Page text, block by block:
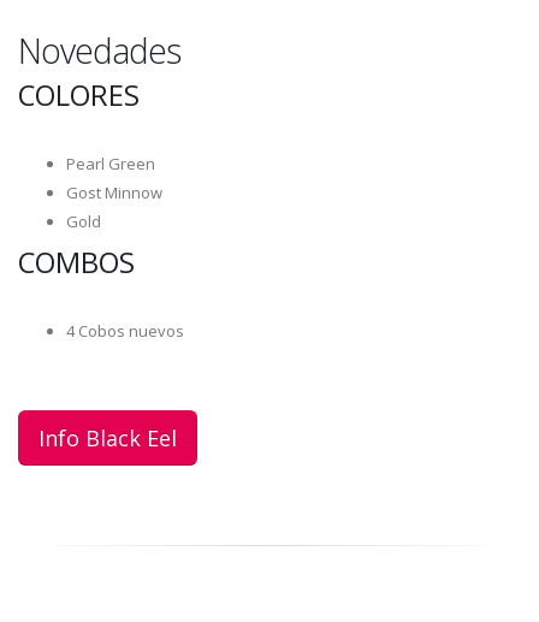
Novedades
COLORES
Pearl Green
Gost Minnow
Gold
COMBOS
4 Cobos nuevos
Info Black Eel